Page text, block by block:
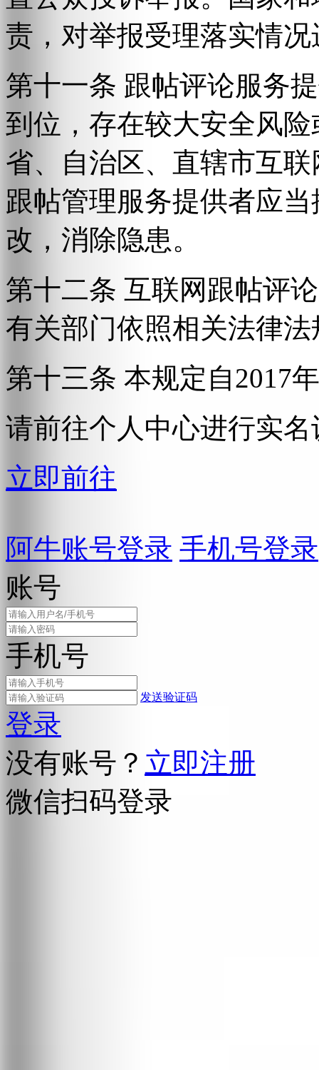
责，对举报受理落实情
第十一条 跟帖评论服务
到位，存在较大安全风
省、自治区、直辖市互
跟帖管理服务提供者应
改，消除隐患。
第十二条 互联网跟帖评
有关部门依照相关法律
第十三条 本规定自2017
请前往个人中心进行实名
立即前往
阿牛账号登录 手机号登录
账号
手机号
发送验证码
登录
没有账号？ 立即注册
微信扫码登录